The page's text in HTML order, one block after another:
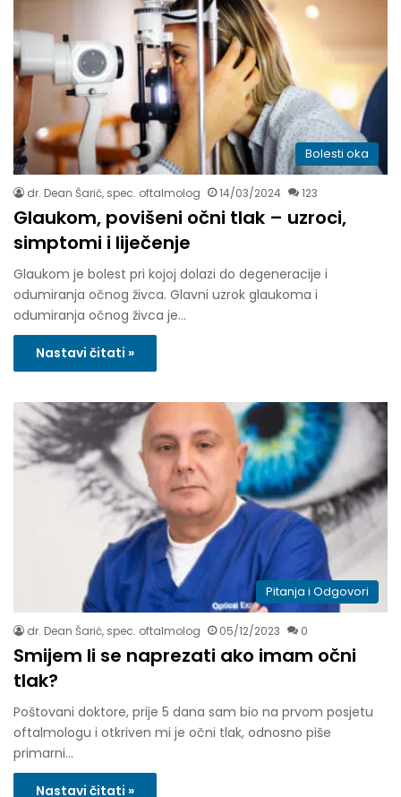
Bolesti oka
dr. Dean Šarić, spec. oftalmolog 14/03/2024 123
Glaukom, povišeni očni tlak – uzroci,
simptomi i liječenje
Glaukom je bolest pri kojoj dolazi do degeneracije i
odumiranja očnog živca. Glavni uzrok glaukoma i
odumiranja očnog živca je…
Nastavi čitati »
Pitanja i Odgovori
dr. Dean Šarić, spec. oftalmolog 05/12/2023 0
Smijem li se naprezati ako imam očni
tlak?
Poštovani doktore, prije 5 dana sam bio na prvom posjetu
oftalmologu i otkriven mi je očni tlak, odnosno piše
primarni…
Nastavi čitati »